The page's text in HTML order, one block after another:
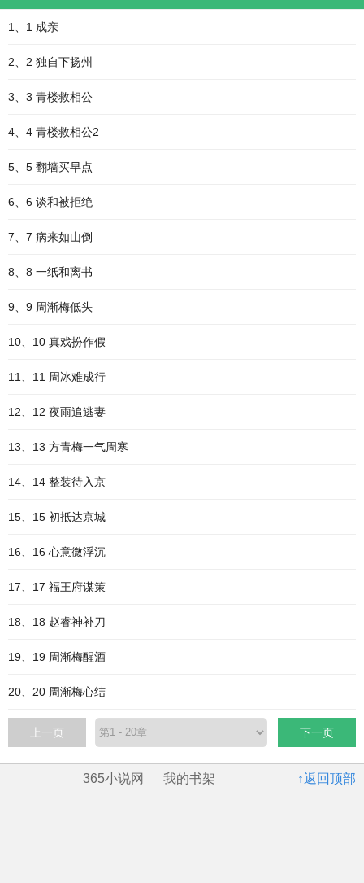
1、1 成亲
2、2 独自下扬州
3、3 青楼救相公
4、4 青楼救相公2
5、5 翻墙买早点
6、6 谈和被拒绝
7、7 病来如山倒
8、8 一纸和离书
9、9 周渐梅低头
10、10 真戏扮作假
11、11 周冰难成行
12、12 夜雨追逃妻
13、13 方青梅一气周寒
14、14 整装待入京
15、15 初抵达京城
16、16 心意微浮沉
17、17 福王府谋策
18、18 赵睿神补刀
19、19 周渐梅醒酒
20、20 周渐梅心结
上一页 下一页
↑返回顶部
365小说网 我的书架